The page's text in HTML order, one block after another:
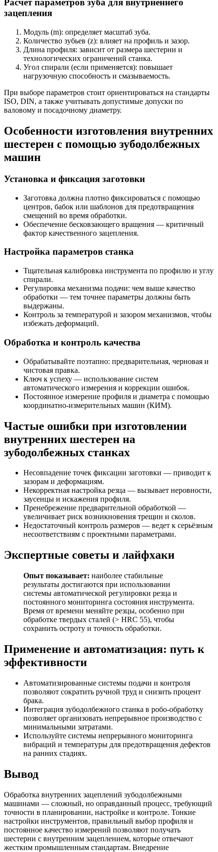
Расчет параметров зуба для внутрненнего
зацепления
Модуль (m): определяет масштаб зуба.
Количество зубьев (z): влияет на профиль и зазор.
Длина профиля: зависит от размера шестерни и
технологических ограничений станка.
Угол спирали (если применяется): повышает
нагрузочную способность и смазываемость.
При выборе параметров стоит ориентироваться на стандарты
ISO, DIN, а также учитывать допустимые допуски по
валовому и посадочному диаметру.
Особенности изготовления внутренних
шестерен с помощью зубодолбежных
машин
Установка и фиксация заготовки
Заготовка должна плотно фиксироваться с помощью
центров, бабок или шаблонов для предотвращения
смещений во время обработки.
Обеспечение бесковзающего вращения — критичный
фактор качественного зацепления.
Настройка параметров станка
Тщательная калибровка инструмента по профилю и углу
спирали.
Регулировка механизма подачи: чем выше качество
обработки — тем точнее параметры должны быть
выдержаны.
Контроль за температурой и зазором механизмов, чтобы
избежать деформаций.
Обработка и контроль качества
Обрабатывайте поэтапно: предварительная, черновая и
чистовая правка.
Ключ к успеху — использование систем
автоматического измерения и коррекции ошибок.
Постоянное измерение профиля и диаметра с помощью
координатно-измерительных машин (КИМ).
Частые ошибки при изготовлении
внутренних шестерен на
зубодолбежных станках
Несовпадение точек фиксации заготовки — приводит к
зазорам и деформациям.
Некорректная настройка резца — вызывает неровности,
заусенцы и искажения профиля.
Пренебрежение предварительной обработкой —
увеличивает риск возникновения трещин и сколов.
Недостаточный контроль размеров — ведет к серьёзным
несоответствиям с проектными параметрами.
Экспертные советы и лайфхаки
Опыт показывает: наиболее стабильные
результаты достигаются при использовании
системы автоматической регулировки резца и
постоянного мониторинга состояния инструмента.
Время от времени меняйте резцы, особенно при
обработке твердых сталей (> HRC 55), чтобы
сохранить остроту и точность обработки.
Применение и автоматизация: путь к
эффективности
Автоматизированные системы подачи и контроля
позволяют сократить ручной труд и снизить процент
брака.
Интеграция зубодолбежного станка в робо-обработку
позволяет организовать непрерывное производство с
минимальными затратами.
Используйте системы непрерывного мониторинга
вибраций и температуры для предотвращения дефектов
на ранних стадиях.
Вывод
Обработка внутренних зацеплений зубодолбежными
машинами — сложный, но оправданный процесс, требующий
точности в планировании, настройке и контроле. Тонкие
настройки инструментов, правильный выбор профиля и
постоянное качество измерений позволяют получать
шестерни с внутренним зацеплением, которые отвечают
жестким промышленным стандартам. Внедрение